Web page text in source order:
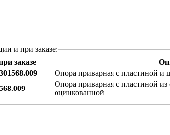
и при заказе:
заказе
Опора приварная с пластиной и
Опора приварная с пластиной из
оцинкованной